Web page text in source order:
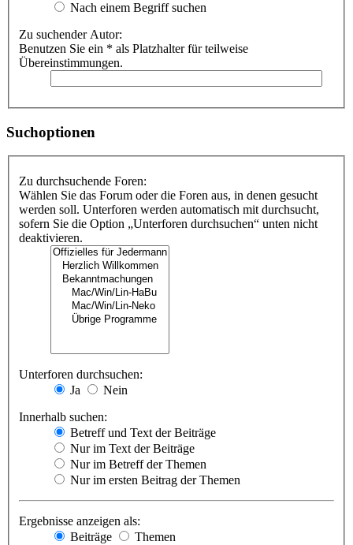
Nach einem Begriff suchen
Zu suchender Autor:
Benutzen Sie ein * als Platzhalter für teilweise
Übereinstimmungen.
Suchoptionen
Zu durchsuchende Foren:
Wählen Sie das Forum oder die Foren aus, in denen gesucht
werden soll. Unterforen werden automatisch mit durchsucht,
sofern Sie die Option „Unterforen durchsuchen“ unten nicht
deaktivieren.
Unterforen durchsuchen:
Ja
Nein
Innerhalb suchen:
Betreff und Text der Beiträge
Nur im Text der Beiträge
Nur im Betreff der Themen
Nur im ersten Beitrag der Themen
Ergebnisse anzeigen als:
Beiträge
Themen